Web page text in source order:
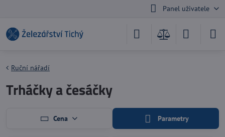
Panel uživatele
Ruční nářadí
Trháčky a česáčky
Cena Parametry